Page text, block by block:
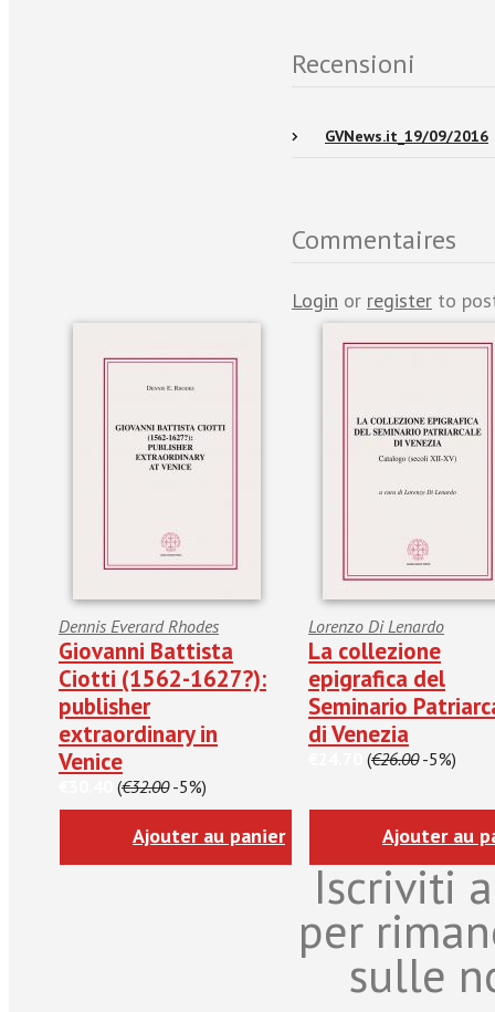
Recensioni
GVNews.it_19/09/2016
Commentaires
Login or register to
Dennis Everard Rhodes
Giovanni Battista
Ciotti (1562-1627?):
publisher
extraordinary in
Venice
(€32.00-5%)
Ajouter au panier
Lorenzo Di Lenardo
La collezione
epigrafica del
Seminario
di Venezia
(€26.00-5%)
Ajouter au
Iscriviti
per
sulle